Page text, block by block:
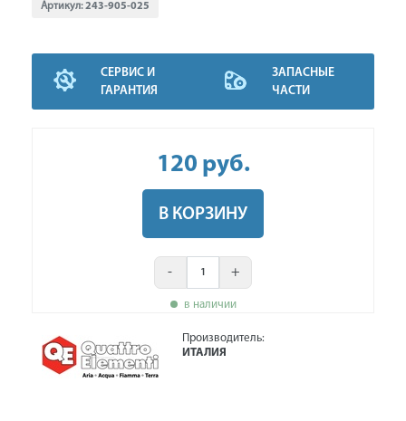
Артикул:243-905-025
СЕРВИС И
ГАРАНТИЯ
ЗАПАСНЫЕ
ЧАСТИ
120 руб.
В КОРЗИНУ
- +
в наличии
Производитель:
ИТАЛИЯ